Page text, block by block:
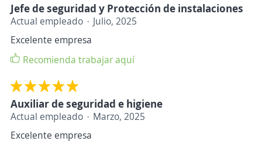
Jefe de seguridad y Protección de instalaciones
Actual empleado
Julio, 2025
Excelente empresa
Recomienda trabajar aquí
Auxiliar de seguridad e higiene
Actual empleado
Marzo, 2025
Excelente empresa